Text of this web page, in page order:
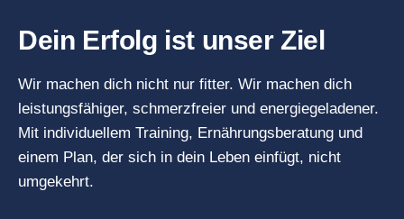
Dein Erfolg ist unser Ziel
Wir machen dich nicht nur fitter. Wir machen dich
leistungsfähiger, schmerzfreier und energiegeladener.
Mit individuellem Training, Ernährungsberatung und
einem Plan, der sich in dein Leben einfügt, nicht
umgekehrt.